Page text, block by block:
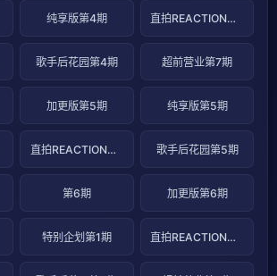
纯享版第4期 直拍REACTION第7期
歌手后花园第4期 超前营业第7期
加更版第5期 纯享版第5期
直拍REACTION第10期 歌手后花园第5期
第6期 加更版第6期
特别企划第1期 直拍REACTION第11期